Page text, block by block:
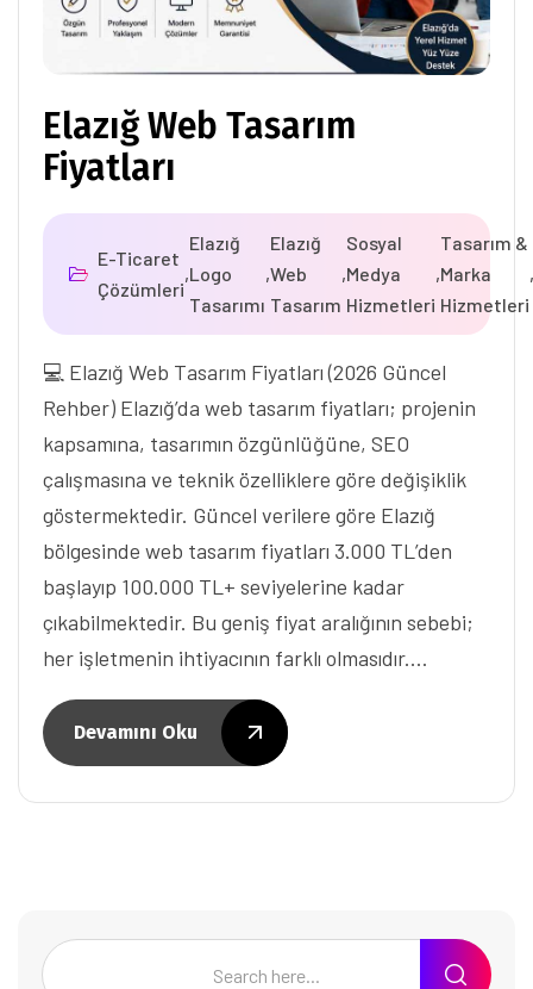
Elazığ Web Tasarım
Fiyatları
E-Ticaret
Çözümleri
,
Elazığ
Logo
Tasarımı
,
Elazığ
Web
Tasarım
,
Sosyal
Medya
Hizmetleri
,
Tasarım &
Marka
Hizmetleri
,
💻 Elazığ Web Tasarım Fiyatları (2026 Güncel
Rehber) Elazığ’da web tasarım fiyatları; projenin
kapsamına, tasarımın özgünlüğüne, SEO
çalışmasına ve teknik özelliklere göre değişiklik
göstermektedir. Güncel verilere göre Elazığ
bölgesinde web tasarım fiyatları 3.000 TL’den
başlayıp 100.000 TL+ seviyelerine kadar
çıkabilmektedir. Bu geniş fiyat aralığının sebebi;
her işletmenin ihtiyacının farklı olmasıdır.…
Devamını Oku